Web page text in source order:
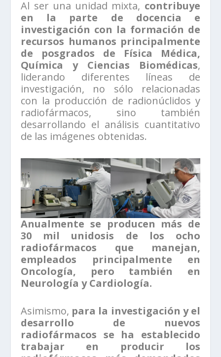
Al ser una unidad mixta, contribuye
en la parte de docencia e
investigación con la formación de
recursos humanos principalmente
de posgrados de Física Médica,
Química y Ciencias Biomédicas,
liderando diferentes líneas de
investigación, no sólo relacionadas
con la producción de radionúclidos y
radiofármacos, sino también
desarrollando el análisis cuantitativo
de las imágenes obtenidas.
Anualmente se producen más de
30 mil unidosis de los ocho
radiofármacos que manejan,
empleados principalmente en
Oncología, pero también en
Neurología y Cardiología.
Asimismo, para la investigación y el
desarrollo de nuevos
radiofármacos se ha establecido
trabajar en producir los